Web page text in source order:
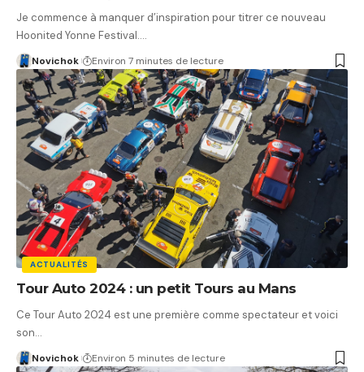
Je commence à manquer d’inspiration pour titrer ce nouveau
Hoonited Yonne Festival.…
Novichok Environ 7 minutes de lecture
ACTUALITÉS
Tour Auto 2024 : un petit Tours au Mans
Ce Tour Auto 2024 est une première comme spectateur et voici
son…
Novichok Environ 5 minutes de lecture